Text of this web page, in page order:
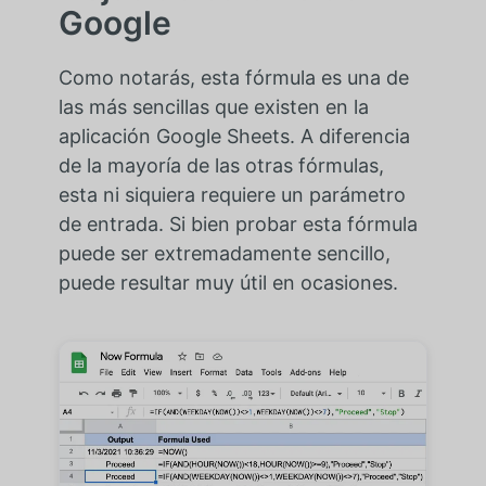
Google
Como notarás, esta fórmula es una de
las más sencillas que existen en la
aplicación Google Sheets. A diferencia
de la mayoría de las otras fórmulas,
esta ni siquiera requiere un parámetro
de entrada. Si bien probar esta fórmula
puede ser extremadamente sencillo,
puede resultar muy útil en ocasiones.